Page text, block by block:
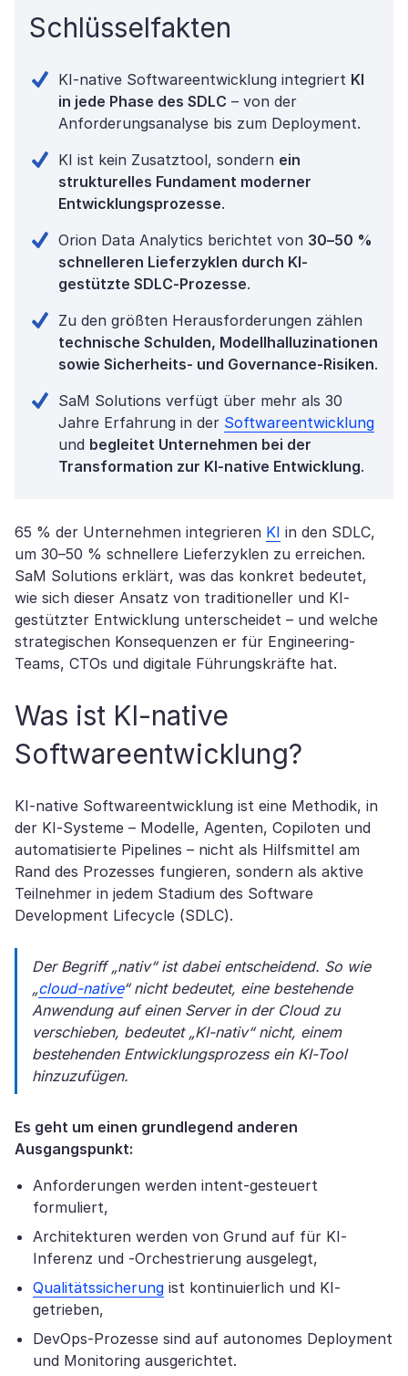
Schlüsselfakten
KI-native Softwareentwicklung integriert KI
in jede Phase des SDLC – von der
Anforderungsanalyse bis zum Deployment.
KI ist kein Zusatztool, sondern ein
strukturelles Fundament moderner
Entwicklungsprozesse.
Orion Data Analytics berichtet von 30–50 %
schnelleren Lieferzyklen durch KI-
gestützte SDLC-Prozesse.
Zu den größten Herausforderungen zählen
technische Schulden, Modellhalluzinationen
sowie Sicherheits- und Governance-Risiken.
SaM Solutions verfügt über mehr als 30
Jahre Erfahrung in der Softwareentwicklung
und begleitet Unternehmen bei der
Transformation zur KI-native Entwicklung.
65 % der Unternehmen integrieren KI in den SDLC,
um 30–50 % schnellere Lieferzyklen zu erreichen.
SaM Solutions erklärt, was das konkret bedeutet,
wie sich dieser Ansatz von traditioneller und KI-
gestützter Entwicklung unterscheidet – und welche
strategischen Konsequenzen er für Engineering-
Teams, CTOs und digitale Führungskräfte hat.
Was ist KI-native
Softwareentwicklung?
KI-native Softwareentwicklung ist eine Methodik, in
der KI-Systeme – Modelle, Agenten, Copiloten und
automatisierte Pipelines – nicht als Hilfsmittel am
Rand des Prozesses fungieren, sondern als aktive
Teilnehmer in jedem Stadium des Software
Development Lifecycle (SDLC).
Der Begriff „nativ“ ist dabei entscheidend. So wie
„cloud-native“ nicht bedeutet, eine bestehende
Anwendung auf einen Server in der Cloud zu
verschieben, bedeutet „KI-nativ“ nicht, einem
bestehenden Entwicklungsprozess ein KI-Tool
hinzuzufügen.
Es geht um einen grundlegend anderen
Ausgangspunkt:
Anforderungen werden intent-gesteuert
formuliert,
Architekturen werden von Grund auf für KI-
Inferenz und -Orchestrierung ausgelegt,
Qualitätssicherung ist kontinuierlich und KI-
getrieben,
DevOps-Prozesse sind auf autonomes Deployment
und Monitoring ausgerichtet.